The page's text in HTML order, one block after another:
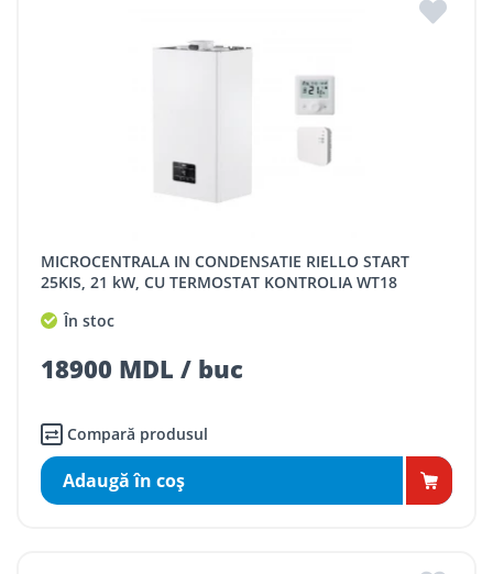
MICROCENTRALA IN CONDENSATIE RIELLO START
25KIS, 21 kW, CU TERMOSTAT KONTROLIA WT18
În stoc
18900 MDL / buc
Compară produsul
Adaugă în coş